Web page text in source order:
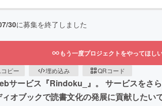
30に募集を終了しました
もう一度プロジェクトをやってほし
ピー 埋め込み QRコード
サービス『Rindoku_』。 サービスをさ
オブックで読書文化の発展に貢献したいで